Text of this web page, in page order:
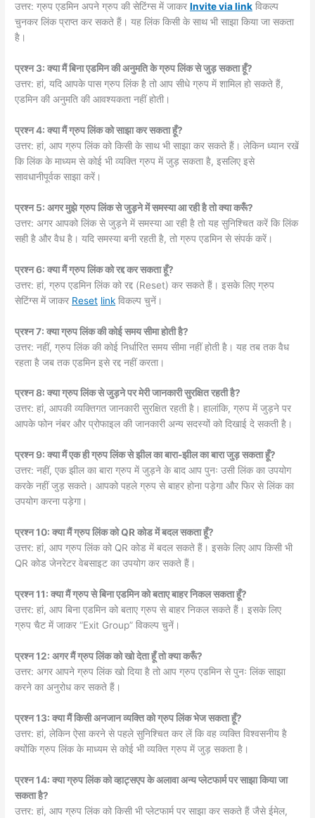
उत्तर: ग्रुप एडमिन अपने ग्रुप की सेटिंग्स में जाकरInvite via link विकल्प
चुनकर लिंक प्राप्त कर सकते हैं। यह लिंक किसी के साथ भी साझा किया जा सकता
है।
प्रश्न 3: क्या मैं बिना एडमिन की अनुमति के ग्रुप लिंक से जुड़ सकता हूँ?
उत्तर: हां, यदि आपके पास ग्रुप लिंक है तो आप सीधे ग्रुप में शामिल हो सकते हैं,
एडमिन की अनुमति की आवश्यकता नहीं होती।
प्रश्न 4: क्या मैं ग्रुप लिंक को साझा कर सकता हूँ?
उत्तर: हां, आप ग्रुप लिंक को किसी के साथ भी साझा कर सकते हैं। लेकिन ध्यान रखें
कि लिंक के माध्यम से कोई भी व्यक्ति ग्रुप में जुड़ सकता है, इसलिए इसे
सावधानीपूर्वक साझा करें।
प्रश्न 5: अगर मुझे ग्रुप लिंक से जुड़ने में समस्या आ रही है तो क्या करूँ?
उत्तर: अगर आपको लिंक से जुड़ने में समस्या आ रही है तो यह सुनिश्चित करें कि लिंक
सही है और वैध है। यदि समस्या बनी रहती है, तो ग्रुप एडमिन से संपर्क करें।
प्रश्न 6: क्या मैं ग्रुप लिंक को रद्द कर सकता हूँ?
उत्तर: हां, ग्रुप एडमिन लिंक को रद्द (Reset) कर सकते हैं। इसके लिए ग्रुप
सेटिंग्स में जाकर Reset link विकल्प चुनें।
प्रश्न 7: क्या ग्रुप लिंक की कोई समय सीमा होती है?
उत्तर: नहीं, ग्रुप लिंक की कोई निर्धारित समय सीमा नहीं होती है। यह तब तक वैध
रहता है जब तक एडमिन इसे रद्द नहीं करता।
प्रश्न 8: क्या ग्रुप लिंक से जुड़ने पर मेरी जानकारी सुरक्षित रहती है?
उत्तर: हां, आपकी व्यक्तिगत जानकारी सुरक्षित रहती है। हालांकि, ग्रुप में जुड़ने पर
आपके फोन नंबर और प्रोफाइल की जानकारी अन्य सदस्यों को दिखाई दे सकती है।
प्रश्न 9: क्या मैं एक ही ग्रुप लिंक से झील का बारा-झील का बारा जुड़ सकता हूँ?
उत्तर: नहीं, एक झील का बारा ग्रुप में जुड़ने के बाद आप पुनः उसी लिंक का उपयोग
करके नहीं जुड़ सकते। आपको पहले ग्रुप से बाहर होना पड़ेगा और फिर से लिंक का
उपयोग करना पड़ेगा।
प्रश्न 10: क्या मैं ग्रुप लिंक को QR कोड में बदल सकता हूँ?
उत्तर: हां, आप ग्रुप लिंक को QR कोड में बदल सकते हैं। इसके लिए आप किसी भी
QR कोड जेनरेटर वेबसाइट का उपयोग कर सकते हैं।
प्रश्न 11: क्या मैं ग्रुप से बिना एडमिन को बताए बाहर निकल सकता हूँ?
उत्तर: हां, आप बिना एडमिन को बताए ग्रुप से बाहर निकल सकते हैं। इसके लिए
ग्रुप चैट में जाकर “Exit Group” विकल्प चुनें।
प्रश्न 12: अगर मैं ग्रुप लिंक को खो देता हूँ तो क्या करूँ?
उत्तर: अगर आपने ग्रुप लिंक खो दिया है तो आप ग्रुप एडमिन से पुनः लिंक साझा
करने का अनुरोध कर सकते हैं।
प्रश्न 13: क्या मैं किसी अनजान व्यक्ति को ग्रुप लिंक भेज सकता हूँ?
उत्तर: हां, लेकिन ऐसा करने से पहले सुनिश्चित कर लें कि वह व्यक्ति विश्वसनीय है
क्योंकि ग्रुप लिंक के माध्यम से कोई भी व्यक्ति ग्रुप में जुड़ सकता है।
प्रश्न 14: क्या ग्रुप लिंक को व्हाट्सएप के अलावा अन्य प्लेटफार्म पर साझा किया जा
सकता है?
उत्तर: हां, आप ग्रुप लिंक को किसी भी प्लेटफार्म पर साझा कर सकते हैं जैसे ईमेल,